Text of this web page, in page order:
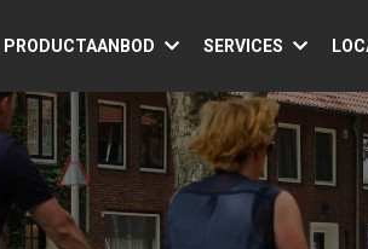
PRODUCTAANBOD SERVICES